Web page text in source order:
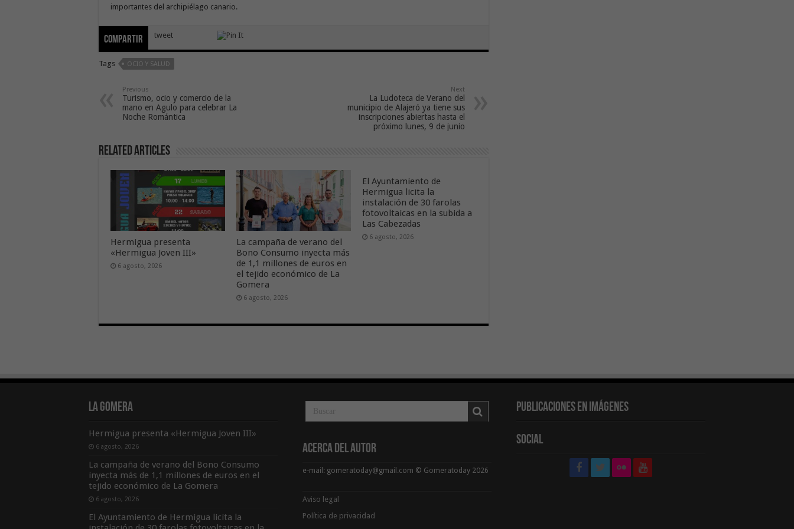
importantes del archipiélago canario.
Compartir tweet
Tags OCIO Y SALUD
Previous
Turismo, ocio y comercio de la
mano en Agulo para celebrar La
Noche Romántica
Next
La Ludoteca de Verano del
municipio de Alajeró ya tiene sus
inscripciones abiertas hasta el
próximo lunes, 9 de junio
Related Articles
Hermigua presenta
«Hermigua Joven III»
6 agosto, 2026
La campaña de verano del
Bono Consumo inyecta más
de 1,1 millones de euros en
el tejido económico de La
Gomera
6 agosto, 2026
El Ayuntamiento de
Hermigua licita la
instalación de 30 farolas
fotovoltaicas en la subida a
Las Cabezadas
6 agosto, 2026
La Gomera
Hermigua presenta «Hermigua Joven III»
6 agosto, 2026
La campaña de verano del Bono Consumo
inyecta más de 1,1 millones de euros en el
tejido económico de La Gomera
6 agosto, 2026
El Ayuntamiento de Hermigua licita la
Acerca del Autor
e-mail: gomeratoday@gmail.com © Gomeratoday 2026
Aviso legal
Política de privacidad
Publicaciones en Imágenes
Social